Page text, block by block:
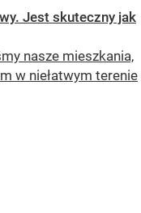
Jest skuteczny jak
nasze mieszkania,
w niełatwym terenie